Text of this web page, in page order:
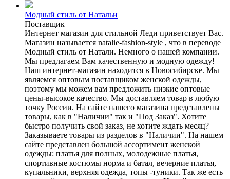
Модный стиль от Натальи
Поставщик
Интернет магазин для стильной Леди приветствует Вас.
Магазин называется natalie-fashion-style , что в переводе
Модный стиль от Натали. Немного о нашей компании.
Мы предлагаем Вам качественную и модную одежду!
Наш интернет-магазин находится в Новосибирске. Мы
являемся оптовым поставщиком женской одежды,
поэтому мы можем вам предложить низкие оптовые
цены-высокое качество. Мы доставляем товар в любую
точку России. На сайте нашего магазина представлены
товары, как в "Наличии" так и "Под Заказ". Хотите
быстро получить свой заказ, не хотите ждать месяц?
Заказываете товары из разделов в "Наличии". На нашем
сайте представлен большой ассортимент женской
одежды: платья для полных, молодежные платья,
спортивные костюмы норма и батал, вечерние платья,
купальники, верхняя одежда, топы -туники. Так же есть